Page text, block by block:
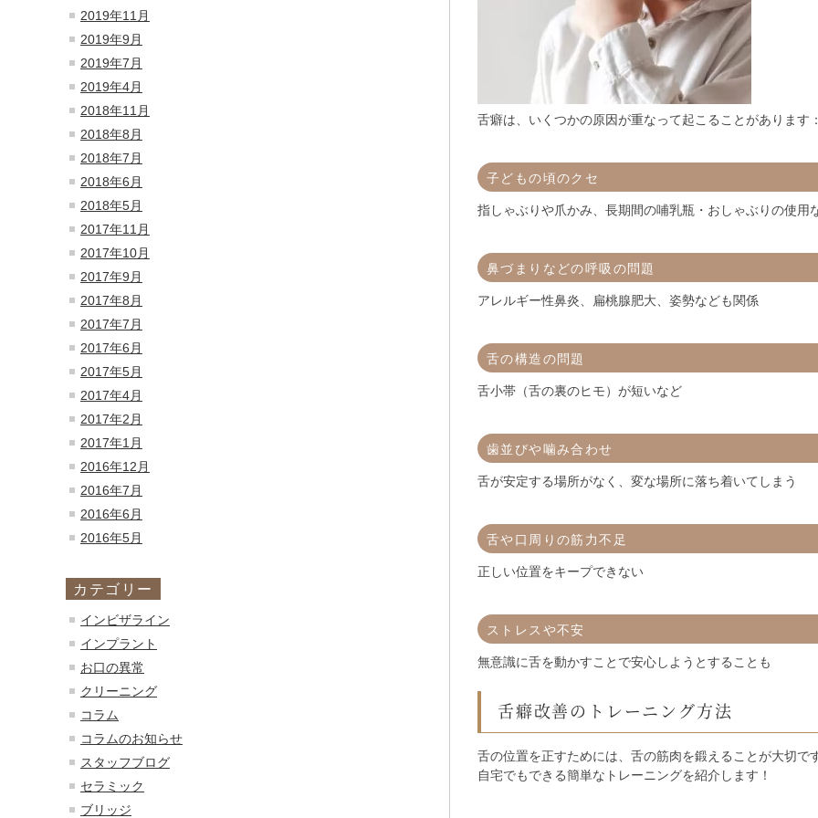
2019年11月
2019年9月
2019年7月
2019年4月
2018年11月
2018年8月
2018年7月
2018年6月
2018年5月
2017年11月
2017年10月
2017年9月
2017年8月
2017年7月
2017年6月
2017年5月
2017年4月
2017年2月
2017年1月
2016年12月
2016年7月
2016年6月
2016年5月
カテゴリー
インビザライン
インプラント
お口の異常
クリーニング
コラム
コラムのお知らせ
スタッフブログ
セラミック
ブリッジ
舌癖は、いくつかの原因が重なって起こることがあります
子どもの頃のクセ
指しゃぶりや爪かみ、長期間の哺乳瓶・おしゃぶりの使用
鼻づまりなどの呼吸の問題
アレルギー性鼻炎、扁桃腺肥大、姿勢なども関係
舌の構造の問題
舌小帯（舌の裏のヒモ）が短いなど
歯並びや噛み合わせ
舌が安定する場所がなく、変な場所に落ち着いてしまう
舌や口周りの筋力不足
正しい位置をキープできない
ストレスや不安
無意識に舌を動かすことで安心しようとすることも
舌癖改善のトレーニング方法
舌の位置を正すためには、舌の筋肉を鍛えることが大切で
自宅でもできる簡単なトレーニングを紹介します！